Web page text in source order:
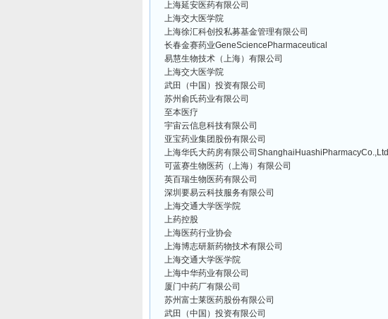
上海延安医药有限公司
上海交大医学院
上海徐汇科创投私募基金管理有限公司
长春金赛药业GeneSciencePharmaceutical
易慧生物技术（上海）有限公司
上海交大医学院
武田（中国）投资有限公司
苏州俞氏药业有限公司
至本医疗
宇宙云信息科技有限公司
亚宝药业集团股份有限公司
上海华氏大药房有限公司ShanghaiHuashiPharmacyCo.,Ltd
可蓝赛生物医药（上海）有限公司
英百瑞生物医药有限公司
深圳要易云科技服务有限公司
上海交通大学医学院
上药控股
上海医药行业协会
上海博志研新药物技术有限公司
上海交通大学医学院
上海中华药业有限公司
厦门中药厂有限公司
苏州富士莱医药股份有限公司
武田（中国）投资有限公司